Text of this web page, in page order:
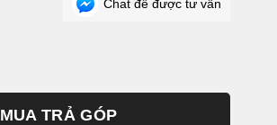
Chat để được tư vấn
MUA TRẢ GÓP